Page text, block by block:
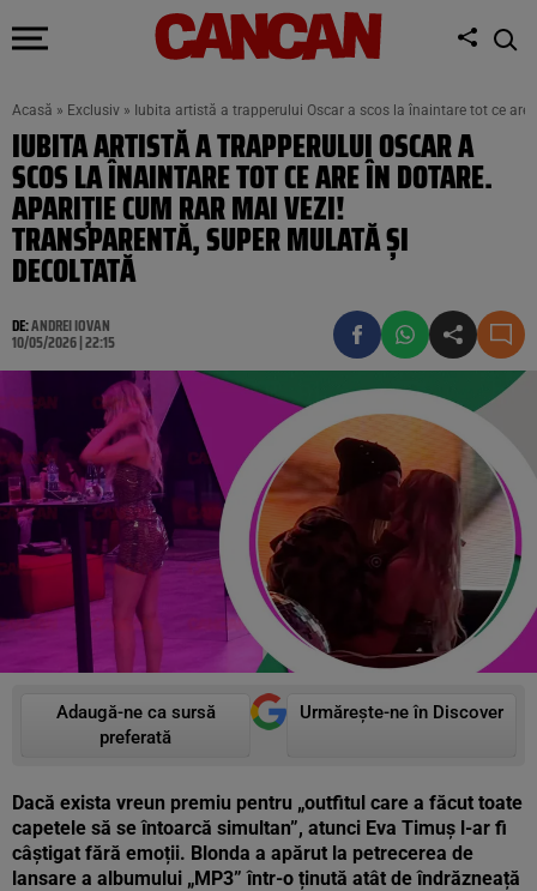
Acasă » Exclusiv » Iubita artistă a trapperului Oscar a scos la înaintare tot ce
IUBITA ARTISTĂ A TRAPPERULUI OSCAR A
SCOS LA ÎNAINTARE TOT CE ARE ÎN DOTARE.
APARIȚIE CUM RAR MAI VEZI!
TRANSPARENTĂ, SUPER MULATĂ ȘI
DECOLTATĂ
DE:ANDREI IOVAN
10/05/2026 | 22:15
Adaugă-ne ca sursă
preferată
Urmărește-ne în Discover
Dacă exista vreun premiu pentru „outfitul care a făcut toate
capetele să se întoarcă simultan”, atunci Eva Timuș l-ar fi
câștigat fără emoții. Blonda a apărut la petrecerea de
lansare a albumului „MP3” într-o ținută atât de îndrăzneață